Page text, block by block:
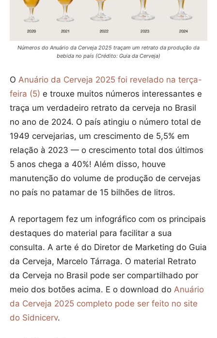
Números do Anuário da Cerveja 2025 traçam um retrato da produção da
bebida no país (Crédito: Guia da Cerveja)
O Anuário da Cerveja 2025 foi revelado na terça-
feira (5) e trouxe muitos números interessantes e
traça um verdadeiro retrato da cerveja no Brasil
no ano de 2024. O país atingiu o número total de
1949 cervejarias, um crescimento de 5,5% em
relação à 2023 — o crescimento total dos últimos
5 anos chega a 40%! Além disso, houve
manutenção do volume de produção de cervejas
no país no patamar de 15 bilhões de litros.
A reportagem fez um infográfico com os principais
destaques do material para facilitar a sua
consulta. A arte é do Diretor de Marketing do Guia
da Cerveja, Marcelo Tárraga. O material Retrato
da Cerveja no Brasil pode ser compartilhado por
meio dos botões acima. E o download do Anuário
da Cerveja 2025 completo pode ser feito no site
do Sidnicerv.